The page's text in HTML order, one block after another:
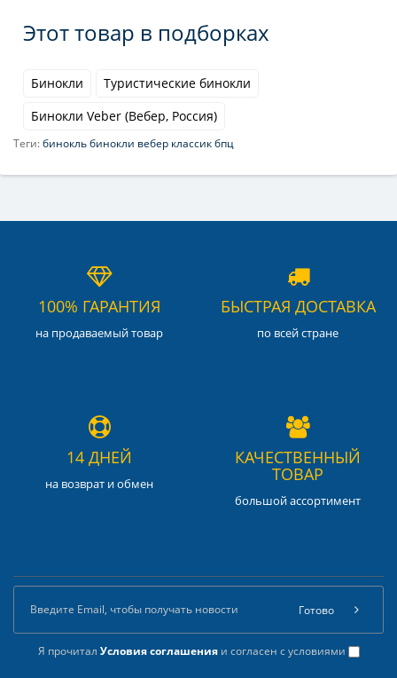
Этот товар в подборках
Бинокли
Туристические бинокли
Бинокли Veber (Вебер, Россия)
Теги:бинокль бинокли вебер классик бпц
100% ГАРАНТИЯ
на продаваемый товар
БЫСТРАЯ ДОСТАВКА
по всей стране
14 ДНЕЙ
на возврат и обмен
КАЧЕСТВЕННЫЙ
ТОВАР
большой ассортимент
Я прочитал Условия соглашенияи согласен с условиями
Готово